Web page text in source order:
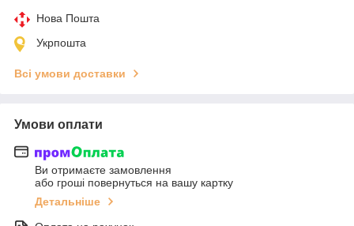
Нова Пошта
Укрпошта
Всі умови доставки
Умови оплати
Ви отримаєте замовлення
або гроші повернуться на вашу картку
Детальніше